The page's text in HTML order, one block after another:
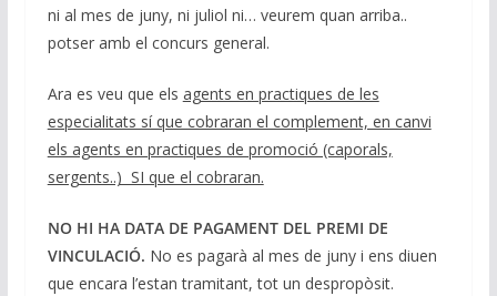
ni al mes de juny, ni juliol ni… veurem quan arriba..
potser amb el concurs general.
Ara es veu que els agents en practiques de les
especialitats sí que cobraran el complement, en canvi
els agents en practiques de promoció (caporals,
sergents..) SI que el cobraran.
NO HI HA DATA DE PAGAMENT DEL PREMI DE
VINCULACIÓ. No es pagarà al mes de juny i ens diuen
que encara l’estan tramitant, tot un despropòsit.